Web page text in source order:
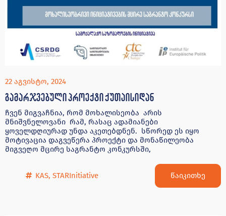
22 აგვისტო, 2024
გამარჯვებული პროექტი ქუთაისიდან
ჩვენ მიგვაჩნია, რომ მოხალისეობა არის
მნიშვნელოვანი რამ, რასაც ადამიანები
ყოველდღიურად უნდა აკეთებდნენ. სწორედ ეს იყო
მოტივაცია დაგვეწერა პროექტი და მონაწილეობა
მიგვეღო მცირე საგრანტო კონკურსში,
KAS, STARInitiative წაიკითხე